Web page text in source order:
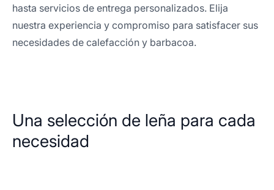
hasta servicios de entrega personalizados. Elija
nuestra experiencia y compromiso para satisfacer sus
necesidades de calefacción y barbacoa.
Una selección de leña para cada
necesidad